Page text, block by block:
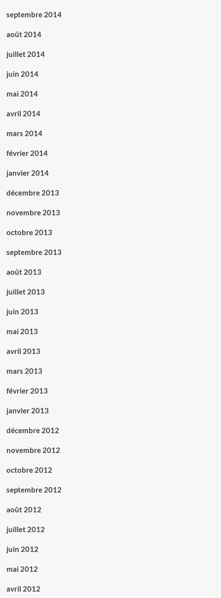
septembre 2014
août 2014
juillet 2014
juin 2014
mai 2014
avril 2014
mars 2014
février 2014
janvier 2014
décembre 2013
novembre 2013
octobre 2013
septembre 2013
août 2013
juillet 2013
juin 2013
mai 2013
avril 2013
mars 2013
février 2013
janvier 2013
décembre 2012
novembre 2012
octobre 2012
septembre 2012
août 2012
juillet 2012
juin 2012
mai 2012
avril 2012